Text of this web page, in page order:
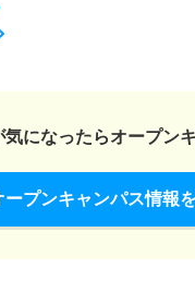
気になったらオープン
ープンキャンパス情報